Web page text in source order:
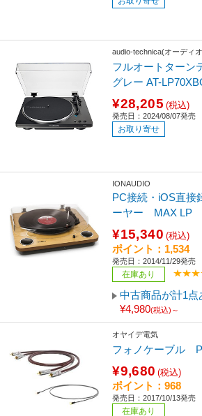
audio-technica(オーディ
フルオートターン
グレー AT-
¥28,205 (税込)
発売日：2024/08/07発売
お取り寄せ
IONAUDIO
PC接続・iOS直接
ーヤー MAX LP
¥15,340 (税込)
ポイント：1,534
発売日：2014/11/29発売
在庫あり
中古商品が計1点
¥4,980(税込)～
オヤイデ電気
フォノケーブル
¥9,680 (税込)
ポイント：968
発売日：2017/10/13発売
在庫あり